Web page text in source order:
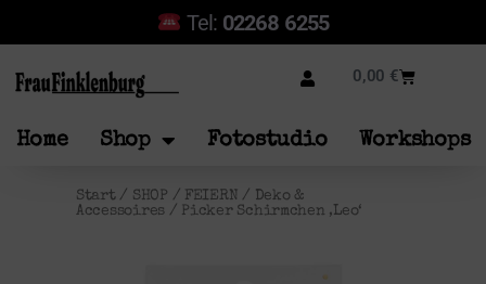
Tel: 02268 6255
0,00 €
Home Shop Fotostudio Workshops
Start/ SHOP / FEIERN / Deko &
Accessoires / Picker Schirmchen ‚Leo‘